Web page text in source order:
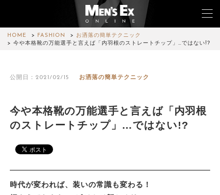
HOME FASHION
お洒落の簡単テクニック
今や本格靴の万能選手と言えば「内羽根のストレートチップ」…ではない!?
公開日：2021/02/15 お洒落の簡単テクニック
今や本格靴の万能選手と言えば「内羽根
のストレートチップ」…ではない!?
時代が変われば、装いの常識も変わる！
WATCH
CAR&BIKE
LIFESTYLE